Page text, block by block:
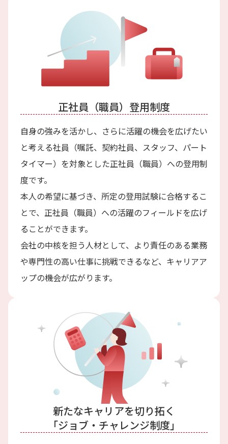
正社員（職員）登用制度
自身の強みを活かし、さらに活躍の機会を広げたい
と考える社員（嘱託、契約社員、スタッフ、パート
タイマー）を対象とした正社員（職員）への登用制
度です。
本人の希望に基づき、所定の登用試験に合格するこ
とで、正社員（職員）への活躍のフィールドを広げ
ることができます。
会社の中核を担う人材として、より責任のある業務
や専門性の高い仕事に挑戦できるなど、キャリアア
ップの機会が広がります。
新たなキャリアを切り拓く
「ジョブ・チャレンジ制度」